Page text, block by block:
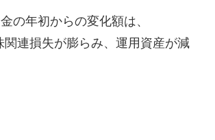
の年初からの変化額は、
連損失が膨らみ、運用資産が減